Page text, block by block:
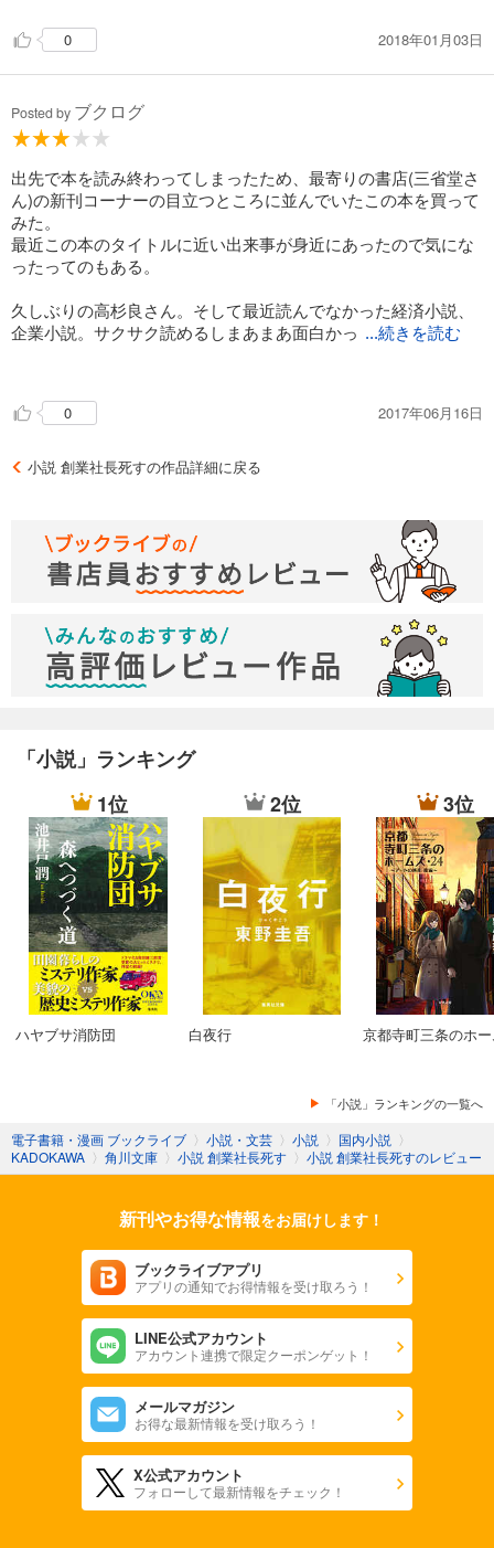
主人公が公認会計士だと最後の最後にはんめいするあたり、ち
ょっと手を抜きすぎだと思う。
0 2018年01月03日
Posted by ブクログ
出先で本を読み終わってしまったため、最寄りの書店(三省堂さ
ん)の新刊コーナーの目立つところに並んでいたこの本を買って
みた。
最近この本のタイトルに近い出来事が身近にあったので気にな
ったってのもある。
久しぶりの高杉良さん。そして最近読んでなかった経済小説、
企業小説。サクサク読めるしまあまあ面白かっ ...続きを読む
てリアリティが感じられなかったなぁ。
過去にも同じ企業をモデルにした作品があったみたいなので、
0 2017年06月16日
小説 創業社長死すの作品詳細に戻る
「小説」ランキング
1位
ハヤブサ消防団
2位
白夜行
3位
京都寺町三条のホ
「小説」ランキングの一覧へ
電子書籍・漫画 ブックライブ 〉 小説・文芸 〉 小説 〉 国内小説 〉
KADOKAWA 〉 角川文庫 〉 小説 創業社長死す 〉 小説 創業社長死すのレビュー
新刊やお得な情報をお届けします！
ブックライブアプリ
アプリの通知でお得情報を受け取ろう！
LINE公式アカウント
アカウント連携で限定クーポンゲット！
メールマガジン
お得な最新情報を受け取ろう！
X公式アカウント
フォローして最新情報をチェック！